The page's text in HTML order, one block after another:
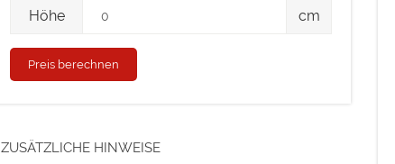
HöheHöhe cm
ZUSÄTZLICHE HINWEISE